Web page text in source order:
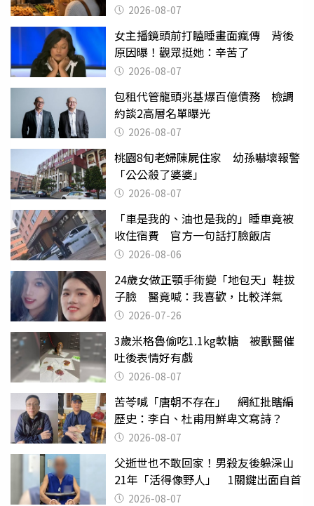
2026-08-07
女主播鏡頭前打瞌睡畫面瘋傳 背後
原因曝！觀眾挺她：辛苦了
2026-08-07
包租代管龍頭兆基爆百億債務 檢調
約談2高層名單曝光
2026-08-07
桃園8旬老婦陳屍住家 幼孫嚇壞報警
「公公殺了婆婆」
2026-08-07
「車是我的、油也是我的」睡車竟被
收住宿費 官方一句話打臉飯店
2026-08-06
24歲女做正顎手術變「地包天」鞋拔
子臉 醫竟喊：我喜歡，比較洋氣
2026-07-26
3歲米格魯偷吃1.1kg軟糖 被獸醫催
吐後表情好有戲
2026-08-07
苦苓喊「唐朝不存在」 網紅批瞎編
歷史：李白、杜甫用鮮卑文寫詩？
2026-08-07
父逝世也不敢回家！男殺友後躲深山
21年「活得像野人」 1關鍵出面自首
2026-08-07